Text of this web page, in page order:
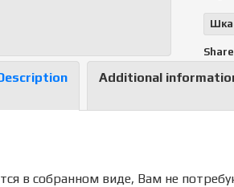
Additional
в собранном виде, Вам не